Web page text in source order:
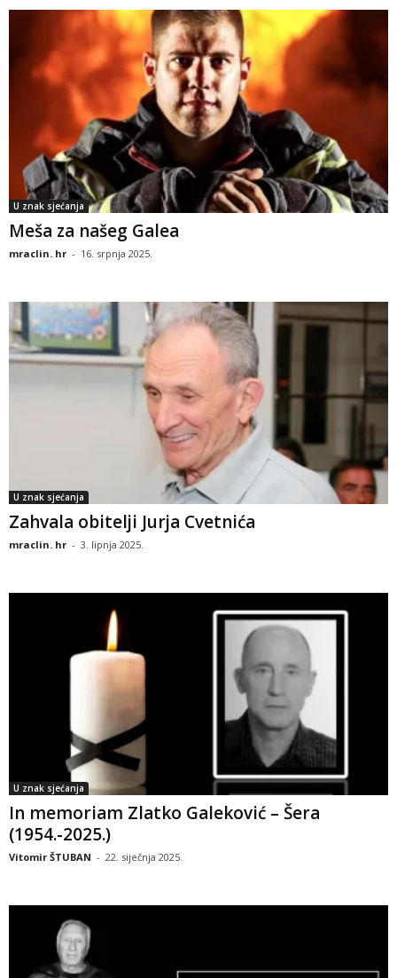
U znak sjećanja
Meša za našeg Galea
mraclin. hr - 16. srpnja 2025.
U znak sjećanja
Zahvala obitelji Jurja Cvetnića
mraclin. hr - 3. lipnja 2025.
U znak sjećanja
In memoriam Zlatko Galeković – Šera
(1954.-2025.)
Vitomir ŠTUBAN - 22. siječnja 2025.